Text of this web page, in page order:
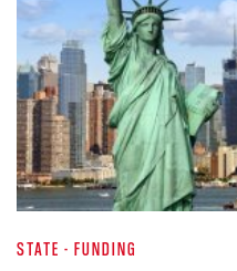
STATE - FUNDING